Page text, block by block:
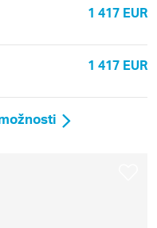
1 417 EUR
1 417 EUR